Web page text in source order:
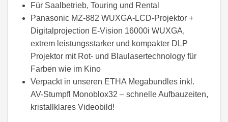
Für Saalbetrieb, Touring und Rental
Panasonic MZ-882 WUXGA-LCD-Projektor +
Digitalprojection E-Vision 16000i WUXGA,
extrem leistungsstarker und kompakter DLP
Projektor mit Rot- und Blaulasertechnology für
Farben wie im Kino
Verpackt in unseren ETHA Megabundles inkl.
AV-Stumpfl Monoblox32 – schnelle Aufbauzeiten,
kristallklares Videobild!